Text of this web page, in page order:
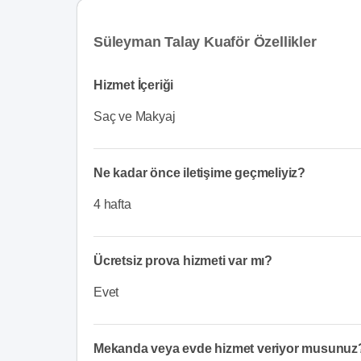
Süleyman Talay Kuaför Özellikler
Hizmet İçeriği
Saç ve Makyaj
Ne kadar önce iletişime geçmeliyiz?
4 hafta
Ücretsiz prova hizmeti var mı?
Evet
Mekanda veya evde hizmet veriyor